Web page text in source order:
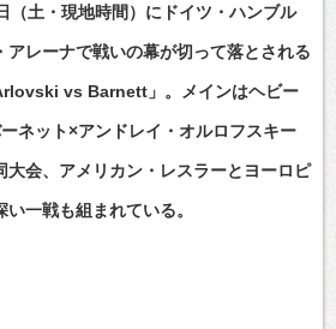
（土・現地時間）にドイツ・ハンブル
アレーナで戦いの幕が切って落とされる
vs Barnett」。メインはヘビー
ネット×アンドレイ・オルロフスキー
大会、アメリカン・レスラーとヨーロピ
一戦も組まれている。